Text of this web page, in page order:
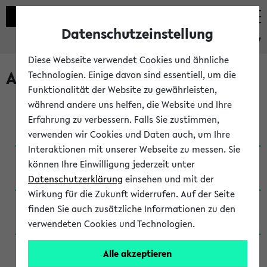
eKVV
Archivierte Studiengänge
Anglistik: British and American Studies / B.A.
(Einschreibung bis WiSe 16/17)
Anglistik: British and American Studies / B.A.
(Einschreibung bis SoSe 2015)
Anglistik: British and American Studies / B.A.
(Einschreibung bis SoSe 2013)
Anglistik: British and American Studies / Ba
(Einschreibung bis SoSe 2011)
Datenschutzeinstellung
Diese Webseite verwendet Cookies und ähnliche
Technologien. Einige davon sind essentiell, um die
Funktionalität der Website zu gewährleisten,
während andere uns helfen, die Website und Ihre
Erfahrung zu verbessern. Falls Sie zustimmen,
verwenden wir Cookies und Daten auch, um Ihre
Interaktionen mit unserer Webseite zu messen. Sie
können Ihre Einwilligung jederzeit unter
Datenschutzerklärung einsehen und mit der
Wirkung für die Zukunft widerrufen. Auf der Seite
finden Sie auch zusätzliche Informationen zu den
verwendeten Cookies und Technologien.
Alle akzeptieren